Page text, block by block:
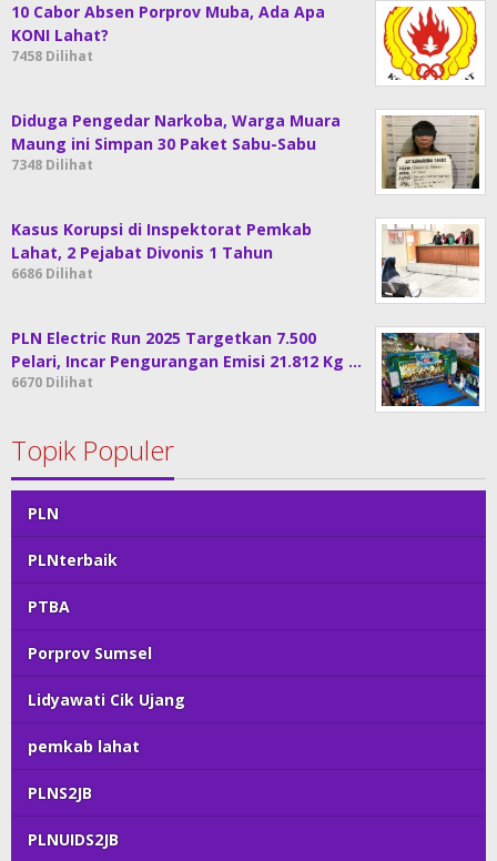
10 Cabor Absen Porprov Muba, Ada Apa
KONI Lahat?
7458 Dilihat
Diduga Pengedar Narkoba, Warga Muara
Maung ini Simpan 30 Paket Sabu-Sabu
7348 Dilihat
Kasus Korupsi di Inspektorat Pemkab
Lahat, 2 Pejabat Divonis 1 Tahun
6686 Dilihat
PLN Electric Run 2025 Targetkan 7.500
Pelari, Incar Pengurangan Emisi 21.812 Kg …
6670 Dilihat
Topik Populer
PLN
PLNterbaik
PTBA
Porprov Sumsel
Lidyawati Cik Ujang
pemkab lahat
PLNS2JB
PLNUIDS2JB